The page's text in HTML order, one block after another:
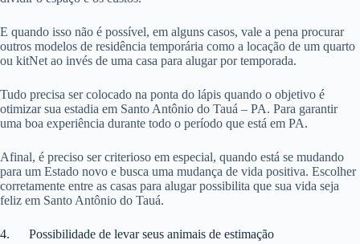
E quando isso não é possível, em alguns casos, vale a pena procurar
outros modelos de residência temporária como a locação de um quarto
ou kitNet ao invés de uma casa para alugar por temporada.
Tudo precisa ser colocado na ponta do lápis quando o objetivo é
otimizar sua estadia em Santo Antônio do Tauá – PA. Para garantir
uma boa experiência durante todo o período que está em PA.
Afinal, é preciso ser criterioso em especial, quando está se mudando
para um Estado novo e busca uma mudança de vida positiva. Escolher
corretamente entre as casas para alugar possibilita que sua vida seja
feliz em Santo Antônio do Tauá.
4. Possibilidade de levar seus animais de estimação